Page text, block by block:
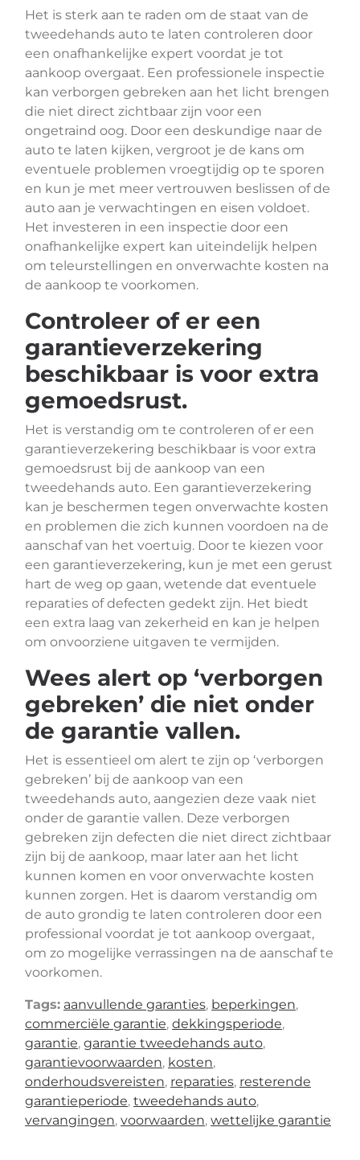
Het is sterk aan te raden om de staat van de
tweedehands auto te laten controleren door
een onafhankelijke expert voordat je tot
aankoop overgaat. Een professionele inspectie
kan verborgen gebreken aan het licht brengen
die niet direct zichtbaar zijn voor een
ongetraind oog. Door een deskundige naar de
auto te laten kijken, vergroot je de kans om
eventuele problemen vroegtijdig op te sporen
en kun je met meer vertrouwen beslissen of de
auto aan je verwachtingen en eisen voldoet.
Het investeren in een inspectie door een
onafhankelijke expert kan uiteindelijk helpen
om teleurstellingen en onverwachte kosten na
de aankoop te voorkomen.
Controleer of er een
garantieverzekering
beschikbaar is voor extra
gemoedsrust.
Het is verstandig om te controleren of er een
garantieverzekering beschikbaar is voor extra
gemoedsrust bij de aankoop van een
tweedehands auto. Een garantieverzekering
kan je beschermen tegen onverwachte kosten
en problemen die zich kunnen voordoen na de
aanschaf van het voertuig. Door te kiezen voor
een garantieverzekering, kun je met een gerust
hart de weg op gaan, wetende dat eventuele
reparaties of defecten gedekt zijn. Het biedt
een extra laag van zekerheid en kan je helpen
om onvoorziene uitgaven te vermijden.
Wees alert op ‘verborgen
gebreken’ die niet onder
de garantie vallen.
Het is essentieel om alert te zijn op ‘verborgen
gebreken’ bij de aankoop van een
tweedehands auto, aangezien deze vaak niet
onder de garantie vallen. Deze verborgen
gebreken zijn defecten die niet direct zichtbaar
zijn bij de aankoop, maar later aan het licht
kunnen komen en voor onverwachte kosten
kunnen zorgen. Het is daarom verstandig om
de auto grondig te laten controleren door een
professional voordat je tot aankoop overgaat,
om zo mogelijke verrassingen na de aanschaf te
voorkomen.
Tags: aanvullende garanties, beperkingen,
commerciële garantie, dekkingsperiode,
garantie, garantie tweedehands auto,
garantievoorwaarden, kosten,
onderhoudsvereisten, reparaties, resterende
garantieperiode, tweedehands auto,
vervangingen, voorwaarden, wettelijke garantie